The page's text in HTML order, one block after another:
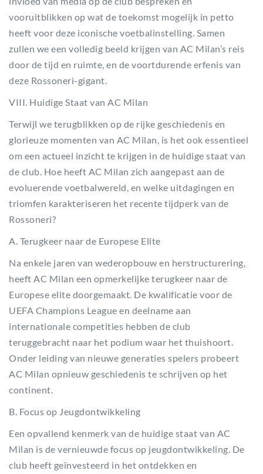
vooruitblikken op wat de toekomst mogelijk in petto
heeft voor deze iconische voetbalinstelling. Samen
zullen we een volledig beeld krijgen van AC Milan’s reis
door de tijd en ruimte, en de voortdurende erfenis van
deze Rossoneri-gigant.
VIII. Huidige Staat van AC Milan
Terwijl we terugblikken op de rijke geschiedenis en
glorieuze momenten van AC Milan, is het ook essentieel
om een actueel inzicht te krijgen in de huidige staat van
de club. Hoe heeft AC Milan zich aangepast aan de
evoluerende voetbalwereld, en welke uitdagingen en
triomfen karakteriseren het recente tijdperk van de
Rossoneri?
A. Terugkeer naar de Europese Elite
Na enkele jaren van wederopbouw en herstructurering,
heeft AC Milan een opmerkelijke terugkeer naar de
Europese elite doorgemaakt. De kwalificatie voor de
UEFA Champions League en deelname aan
internationale competities hebben de club
teruggebracht naar het podium waar het thuishoort.
Onder leiding van nieuwe generaties spelers probeert
AC Milan opnieuw geschiedenis te schrijven op het
continent.
B. Focus op Jeugdontwikkeling
Een opvallend kenmerk van de huidige staat van AC
Milan is de vernieuwde focus op jeugdontwikkeling. De
club heeft geïnvesteerd in het ontdekken en